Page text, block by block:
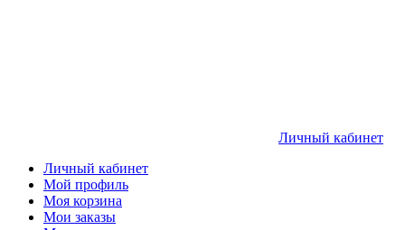
Личный кабинет
Личный кабинет
Мой профиль
Моя корзина
Мои заказы